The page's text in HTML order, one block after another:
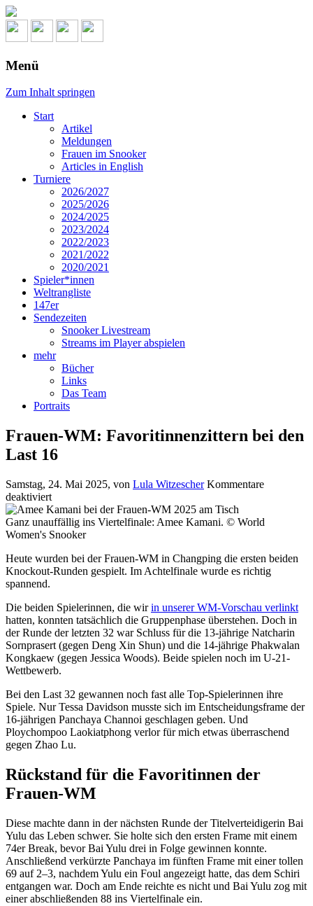
Menü
Zum Inhalt springen
Start
Artikel
Meldungen
Frauen im Snooker
Articles in English
Turniere
2026/2027
2025/2026
2024/2025
2023/2024
2022/2023
2021/2022
2020/2021
Spieler*innen
Weltrangliste
147er
Sendezeiten
Snooker Livestream
Streams im Player abspielen
mehr
Bücher
Links
Das Team
Portraits
Frauen-WM: Favoritinnenzittern bei den
Last 16
Samstag, 24. Mai 2025, von Lula Witzescher Kommentare
deaktiviertfür
Frauen-
WM:
Favoritinnenzittern
den
Last
Ganz unauffällig ins Viertelfinale: Amee Kamani. © World
Women's Snooker
Heute wurden bei der Frauen-WM in Changping die ersten beiden
Knockout-Runden gespielt. Im Achtelfinale wurde es richtig
spannend.
Die beiden Spielerinnen, die wirin unserer WM-Vorschau verlinkt
hatten, konnten tatsächlich die Gruppenphase überstehen. Doch in
der Runde der letzten 32 war Schluss für die 13-jährige Natcharin
Sornprasert (gegen Deng Xin Shun) und die 14-jährige Phakwalan
Kongkaew (gegen Jessica Woods). Beide spielen noch im U-21-
Wettbewerb.
Bei den Last 32 gewannen noch fast alle Top-Spielerinnen ihre
Spiele. Nur Tessa Davidson musste sich im Entscheidungsframe der
16-jährigen Panchaya Channoi geschlagen geben. Und
Ploychompoo Laokiatphong verlor für mich etwas überraschend
gegen Zhao Lu.
Rückstand für die Favoritinnen der
Frauen-WM
Diese machte dann in der nächsten Runde der Titelverteidigerin Bai
Yulu das Leben schwer. Sie holte sich den ersten Frame mit einem
74er Break, bevor Bai Yulu drei in Folge gewinnen konnte.
Anschließend verkürzte Panchaya im fünften Frame mit einer tollen
69 auf 2–3, nachdem Yulu ein Foul angezeigt hatte, das dem Schiri
entgangen war. Doch am Ende reichte es nicht und Bai Yulu zog mit
einer abschließenden 88 ins Viertelfinale ein.